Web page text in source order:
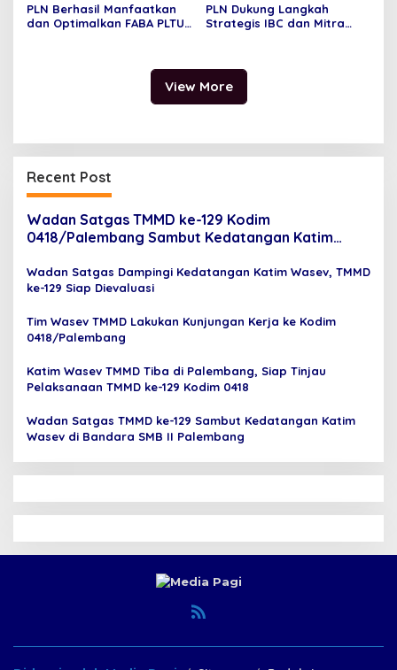
PLN Berhasil Manfaatkan
dan Optimalkan FABA PLTU,
PLN Dukung Langkah
Strategis IBC dan Mitra
View More
Recent Post
Wadan Satgas TMMD ke-129 Kodim
0418/Palembang Sambut Kedatangan Katim
Wadan Satgas Dampingi Kedatangan Katim Wasev, TMMD
ke-129 Siap Dievaluasi
Tim Wasev TMMD Lakukan Kunjungan Kerja ke Kodim
0418/Palembang
Katim Wasev TMMD Tiba di Palembang, Siap Tinjau
Pelaksanaan TMMD ke-129 Kodim 0418
Wadan Satgas TMMD ke-129 Sambut Kedatangan Katim
Wasev di Bandara SMB II Palembang